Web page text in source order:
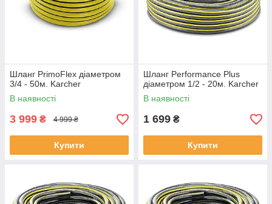
Шланг PrimoFlex діаметром
3/4 - 50м. Karcher
В наявності
3 999 ₴ 4 999 ₴
Купити
Шланг Performance Plus
діаметром 1/2 - 20м. Karcher
В наявності
1 699 ₴
Купити